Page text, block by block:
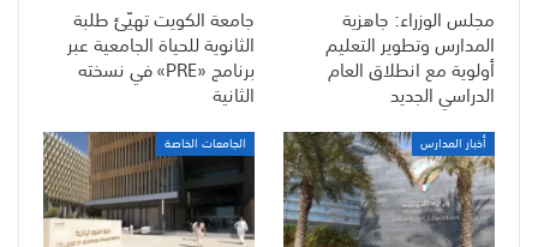
مجلس الوزراء: جاهزية
المدارس وتطوير التعليم
أولوية مع انطلاق العام
الدراسي الجديد
جامعة الكويت تهيّئ طلبة
الثانوية للحياة الجامعية عبر
برنامج «PRE» في نسخته
الثانية
أخبار المدارس الجامعات الخاصة